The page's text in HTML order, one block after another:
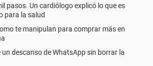
pasos. Un cardiólogo explicó lo que es
para la salud
te manipulan para comprar más en
descanso de WhatsApp sin borrar la